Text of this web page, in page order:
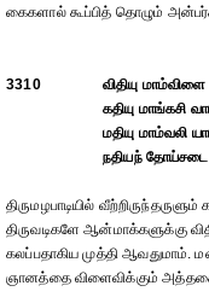
கைகளால் கூப்பித் தொழும்
3310
விதியு
கதியு மாங்கசி
மதியு மாம்வலி
நதியந்
திருமழபாடியில்
திருவடிகளே ஆன்மாக்களுக்கு
கலப்பதாகிய முத்தி ஆவதுமாம்.
ஞானத்தை விளைவிக்கும்